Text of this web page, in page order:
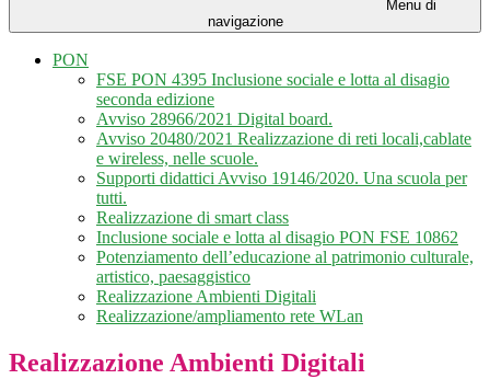
Menu di
navigazione
PON
FSE PON 4395 Inclusione sociale e lotta al disagio
seconda edizione
Avviso 28966/2021 Digital board.
Avviso 20480/2021 Realizzazione di reti locali,cablate
e wireless, nelle scuole.
Supporti didattici Avviso 19146/2020. Una scuola per
tutti.
Realizzazione di smart class
Inclusione sociale e lotta al disagio PON FSE 10862
Potenziamento dell’educazione al patrimonio culturale,
artistico, paesaggistico
Realizzazione Ambienti Digitali
Realizzazione/ampliamento rete WLan
Realizzazione Ambienti Digitali